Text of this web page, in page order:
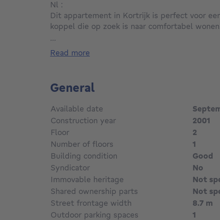
Nl :
Dit appartement in Kortrijk is perfect voor
koppel die op zoek is naar comfortabel
toegankelijk is voor bewoners van alle
keuken is voorzien van
keramische kookplaat, microgolf, inbouwfrigo,
voorzien.
Verder is er de slaapkamer met aansluitend
van een combi bad/douche , 2 lavabo's en een
Extra troef: er is een kelderberging én
inbegrepen.
De ligging van het appartement is ook zeer
restaurants en openbaar vervoer op
...
read more
General
Available date
Construction year
2001
Floor
2
Number of floors
1
Building condition
Good
Syndicator
No
Immovable heritage
Not
Shared ownership parts
Not
Street frontage width
8.7 m
Outdoor parking spaces
1